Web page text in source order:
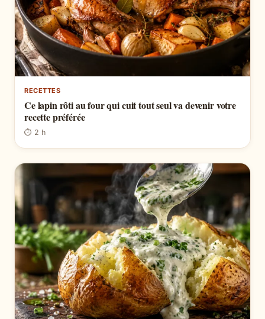
RECETTES
Ce lapin rôti au four qui cuit tout seul va devenir votre
recette préférée
⏱ 2 h